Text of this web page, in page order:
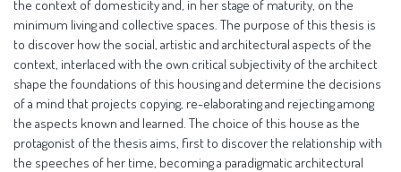
the context of domesticity and, in her stage of maturity, on the
minimum living and collective spaces. The purpose of this thesis is
to discover how the social, artistic and architectural aspects of the
context, interlaced with the own critical subjectivity of the architect
shape the foundations of this housing and determine the decisions
of a mind that projects copying, re-elaborating and rejecting among
the aspects known and learned. The choice of this house as the
protagonist of the thesis aims, first to discover the relationship with
the speeches of her time, becoming a paradigmatic architectural